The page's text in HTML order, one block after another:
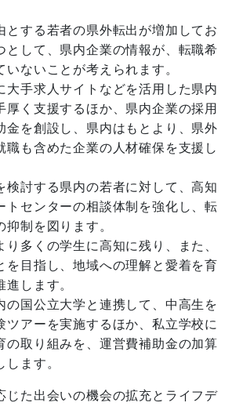
する若者の県外転出が増加してお
として、県内企業の情報が、転職希
ないことが考えられます。
手求人サイトなどを活用した県内
厚く支援するほか、県内企業の採用
金を創設し、県内はもとより、県外
職も含めた企業の人材確保を支援し
討する県内の若者に対して、高知
トセンターの相談体制を強化し、転
制を図ります。
多くの学生に高知に残り、また、
を目指し、地域への理解と愛着を育
します。
国公立大学と連携して、中高生を
ツアーを実施するほか、私立学校に
の取り組みを、運営費補助金の加算
ます。
じた出会いの機会の拡充とライフデ